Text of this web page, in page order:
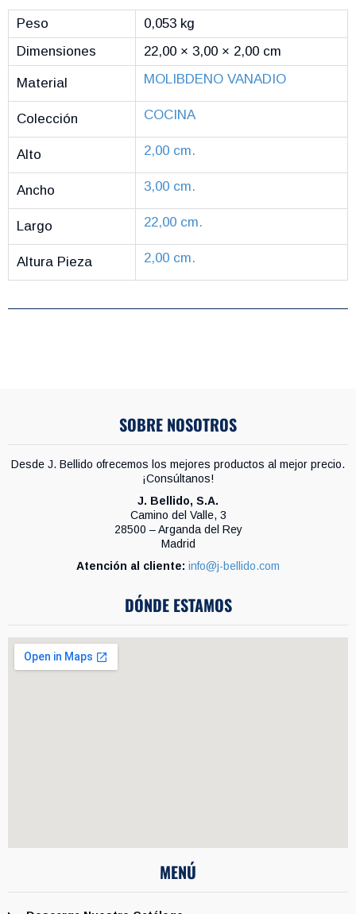
Peso
0,053 kg
Dimensiones
22,00 × 3,00 × 2,00 cm
Material MOLIBDENO VANADIO
Colección COCINA
Alto 2,00 cm.
Ancho 3,00 cm.
Largo 22,00 cm.
Altura Pieza 2,00 cm.
SOBRE NOSOTROS
Desde J. Bellido ofrecemos los mejores productos al mejor precio.
¡Consúltanos!
J. Bellido, S.A.
Camino del Valle, 3
28500 – Arganda del Rey
Madrid
Atención al cliente: info@j-bellido.com
DÓNDE ESTAMOS
MENÚ